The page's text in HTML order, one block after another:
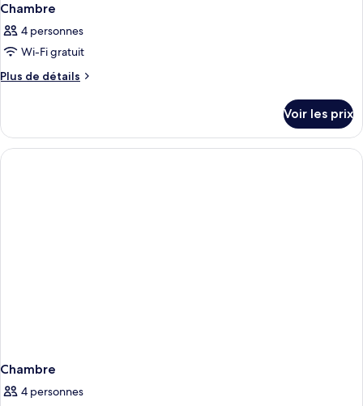
Chambre
4 personnes
Wi-Fi gratuit
Plus de détails
Plus
le
type
de
Voir les prix
Chambre
4 personnes